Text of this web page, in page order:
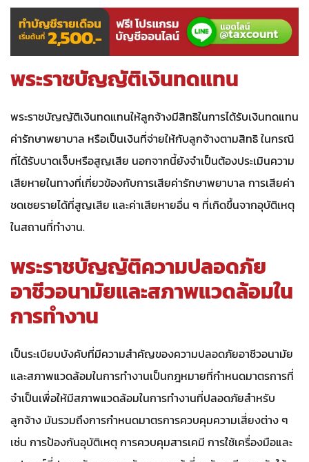
พระราชบัญญัติเงินทดแทน
พระราชบัญญัติเงินทดแทนให้ลูกจ้างมีสิทธิในการได้รับเงินทดแทน
ค่ารักษาพยาบาล หรือเป็นเงินที่จ่ายให้กับลูกจ้างตามสิทธิ ในกรณี
ที่ได้รับบาดเจ็บหรือสูญเสีย นอกจากนี้ยังจำเป็นต้องประเมินความ
เสียหายในทางที่เกี่ยวข้องกับการเสียค่ารักษาพยาบาล การเสียค่า
ชดเชยรายได้ที่สูญเสีย และค่าเสียหายอื่น ๆ ที่เกิดขึ้นจากอุบัติเหตุ
ในสถานที่ทำงาน.
พระราชบัญญัติความปลอดภัย
อาชีวอนามัยและสภาพแวดล้อมใน
การทำงาน
เป็นระเบียบบังคับที่มีความสำคัญของความปลอดภัยอาชีวอนามัย
และสภาพแวดล้อมในการทำงานเป็นกฎหมายที่กำหนดมาตรการที่
จำเป็นเพื่อให้มีสภาพแวดล้อมในการทำงานที่ปลอดภัยสำหรับ
ลูกจ้าง มันรวมถึงการกำหนดมาตรการควบคุมความเสี่ยงต่าง ๆ
เช่น การป้องกันอุบัติเหตุ การควบคุมสารเคมี การใช้เครื่องมือและ